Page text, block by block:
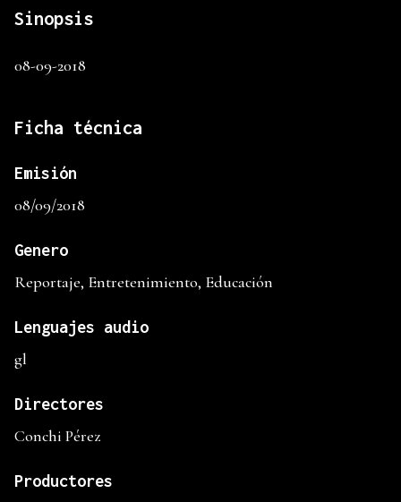
Sinopsis
08-09-2018
Ficha técnica
Emisión
08/09/2018
Genero
Reportaje, Entretenimiento, Educación
Lenguajes audio
gl
Directores
Conchi Pérez
Productores